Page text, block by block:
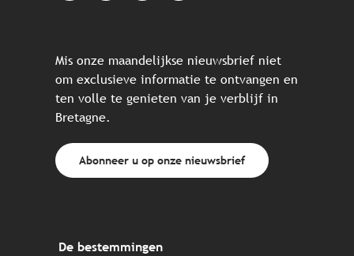
Mis onze maandelijkse nieuwsbrief niet
om exclusieve informatie te ontvangen en
ten volle te genieten van je verblijf in
Bretagne.
Abonneer u op onze nieuwsbrief
De bestemmingen